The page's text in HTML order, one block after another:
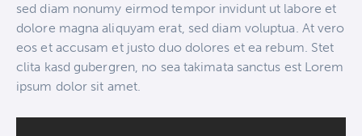
sed diam nonumy eirmod tempor invidunt ut labore et
dolore magna aliquyam erat, sed diam voluptua. At vero
eos et accusam et justo duo dolores et ea rebum. Stet
clita kasd gubergren, no sea takimata sanctus est Lorem
ipsum dolor sit amet.